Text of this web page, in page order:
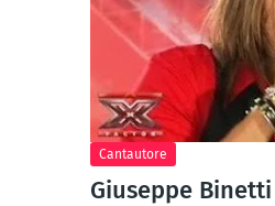
Cantautore
Giuseppe